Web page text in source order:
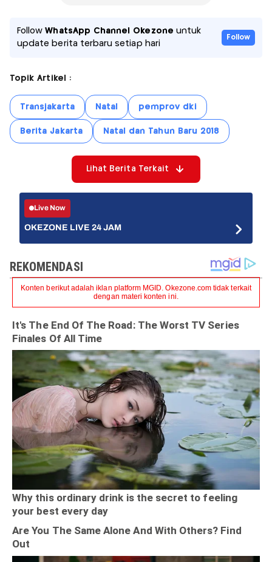
FollowWhatsApp Channel Okezone untuk
update berita terbaru setiap hari
Follow
Topik Artikel :
Transjakarta Natal pemprov dki
Berita Jakarta Natal dan Tahun Baru 2018
Lihat Berita Terkait
Live Now
OKEZONE LIVE 24 JAM